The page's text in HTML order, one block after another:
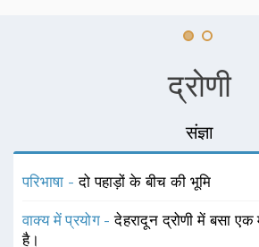
द्रोणी
संज्ञा
परिभाषा -दो पहाड़ों के बीच की भूमि
वाक्य में प्रयोग -देहरादून द्रोणी में बसा
है।